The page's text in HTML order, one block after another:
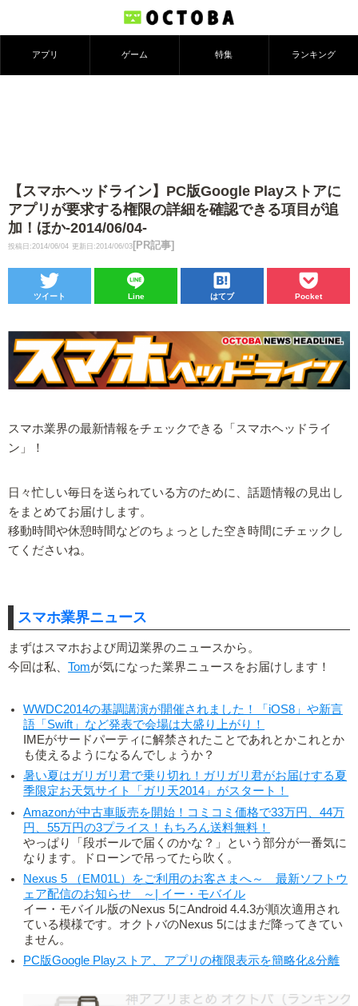
アプリ ゲーム 特集 ランキング
【スマホヘッドライン】PC版Google Playストアに
アプリが要求する権限の詳細を確認できる項目が追
加！ほか-2014/06/04-
投稿日:2014/06/04 更新日:2014/06/03 [PR記事]
ツイート Line はてブ Pocket
スマホ業界の最新情報をチェックできる「スマホヘッドライ
ン」！
日々忙しい毎日を送られている方のために、話題情報の見出し
をまとめてお届けします。
移動時間や休憩時間などのちょっとした空き時間にチェックし
てくださいね。
スマホ業界ニュース
まずはスマホおよび周辺業界のニュースから。
今回は私、 Tomが気になった業界ニュースをお届けします！
WWDC2014の基調講演が開催されました！「iOS8」や新言
語「Swift」など発表で会場は大盛り上がり！
IMEがサードパーティに解禁されたことであれとかこれとか
も使えるようになるんでしょうか？
暑い夏はガリガリ君で乗り切れ！ガリガリ君がお届けする夏
季限定お天気サイト「ガリ天2014」がスタート！
Amazonが中古車販売を開始！コミコミ価格で33万円、44万
円、55万円の3プライス！もちろん送料無料！
やっぱり「段ボールで届くのかな？」という部分が一番気に
なります。ドローンで吊ってたら吹く。
Nexus 5 （EM01L）をご利用のお客さまへ～ 最新ソフトウ
ェア配信のお知らせ ～| イー・モバイル
イー・モバイル版のNexus 5にAndroid 4.4.3が順次適用され
ている模様です。オクトバのNexus 5にはまだ降ってきてい
ません。
PC版Google Playストア、アプリの権限表示を簡略化&分離